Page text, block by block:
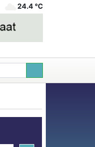
24.4 ℃